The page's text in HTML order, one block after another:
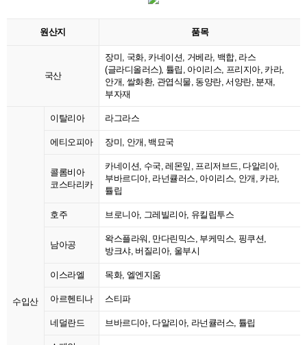
원산지 품목
국산
장미, 국화, 카네이션, 거베라, 백합, 라스
(글라디올러스), 튤립, 아이리스, 프리지아, 카라,
안개, 쌀화환, 관엽식물, 동양란, 서양란, 분재,
부자재
수입산
이탈리아 라그라스
에티오피아 장미, 안개, 백묘국
콜롬비아
코스타리카
카네이션, 수국, 레몬잎, 프리저브드, 다알리아,
부바르디아, 라넌큘러스, 아이리스, 안개, 카라,
튤립
호주 브로니아, 그레빌리아, 유킬립투스
남아공
왁스플라워, 만다린믹스, 부케믹스, 핑쿠션,
방크샤, 버질리아, 울부시
이스라엘 목화, 엘엔지움
아르헨티나 스티파
네덜란드 브바르디아, 다알리아, 라넌큘러스, 튤립